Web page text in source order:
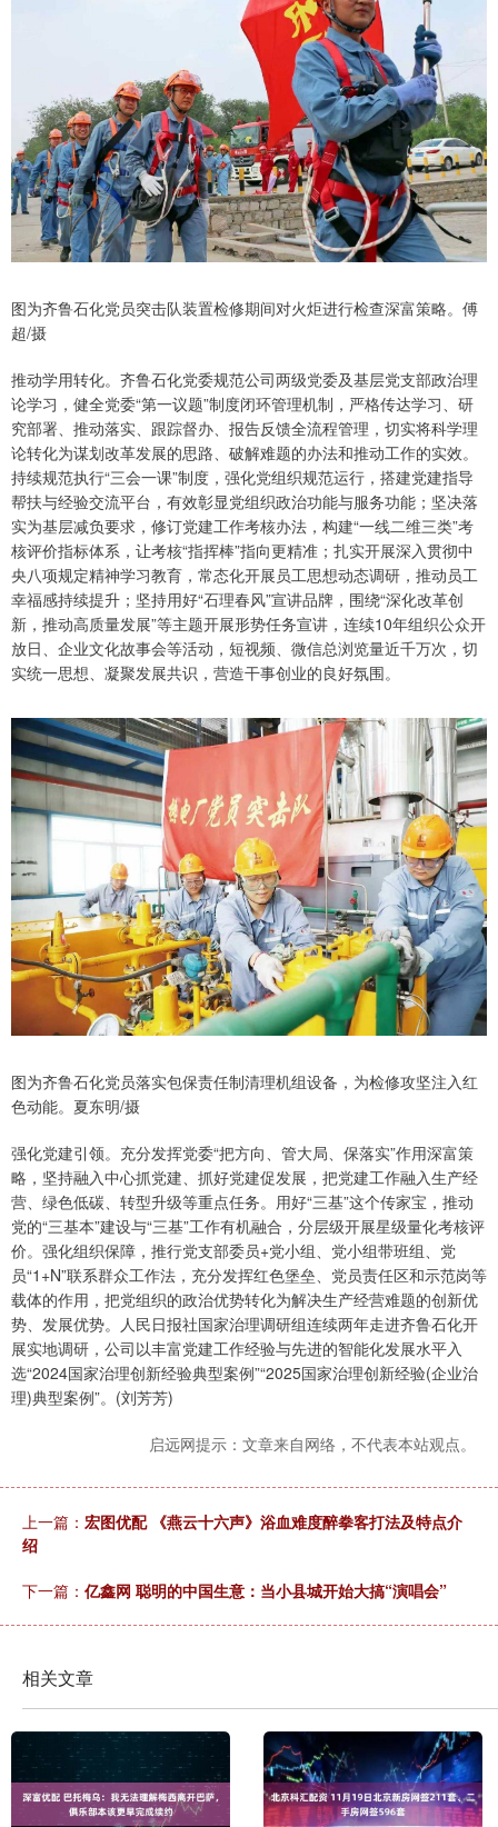
图为齐鲁石化党员突击队装置检修期间对火炬进行检查深富策略。傅
超/摄
推动学用转化。齐鲁石化党委规范公司两级党委及基层党支部政治理
论学习，健全党委“第一议题”制度闭环管理机制，严格传达学习、研
究部署、推动落实、跟踪督办、报告反馈全流程管理，切实将科学理
论转化为谋划改革发展的思路、破解难题的办法和推动工作的实效。
持续规范执行“三会一课”制度，强化党组织规范运行，搭建党建指导
帮扶与经验交流平台，有效彰显党组织政治功能与服务功能；坚决落
实为基层减负要求，修订党建工作考核办法，构建“一线二维三类”考
核评价指标体系，让考核“指挥棒”指向更精准；扎实开展深入贯彻中
央八项规定精神学习教育，常态化开展员工思想动态调研，推动员工
幸福感持续提升；坚持用好“石理春风”宣讲品牌，围绕“深化改革创
新，推动高质量发展”等主题开展形势任务宣讲，连续10年组织公众开
放日、企业文化故事会等活动，短视频、微信总浏览量近千万次，切
实统一思想、凝聚发展共识，营造干事创业的良好氛围。
图为齐鲁石化党员落实包保责任制清理机组设备，为检修攻坚注入红
色动能。夏东明/摄
强化党建引领。充分发挥党委“把方向、管大局、保落实”作用深富策
略，坚持融入中心抓党建、抓好党建促发展，把党建工作融入生产经
营、绿色低碳、转型升级等重点任务。用好“三基”这个传家宝，推动
党的“三基本”建设与“三基”工作有机融合，分层级开展星级量化考核评
价。强化组织保障，推行党支部委员+党小组、党小组带班组、党
员“1+N”联系群众工作法，充分发挥红色堡垒、党员责任区和示范岗等
载体的作用，把党组织的政治优势转化为解决生产经营难题的创新优
势、发展优势。人民日报社国家治理调研组连续两年走进齐鲁石化开
展实地调研，公司以丰富党建工作经验与先进的智能化发展水平入
选“2024国家治理创新经验典型案例”“2025国家治理创新经验(企业治
理)典型案例”。(刘芳芳)
启远网提示：文章来自网络，不代表本站观点。
上一篇： 宏图优配 《燕云十六声》浴血难度醉拳客打法及特点介
绍
下一篇： 亿鑫网 聪明的中国生意：当小县城开始大搞“演唱会”
相关文章